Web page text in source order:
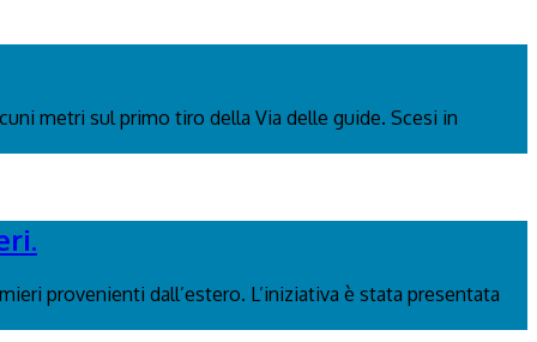
metri sul primo tiro della Via delle guide. Scesi in
provenienti dall’estero. L’iniziativa è stata presentata